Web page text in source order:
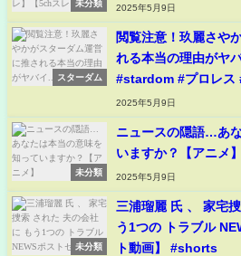
未分類
2025年5月9日
スターダム
閲覧注意！玖麗さや
れる本当の理由がヤ
#stardom #プロレス
2025年5月9日
未分類
ニュースの隠語…あ
いますか？【アニメ】
2025年5月9日
未分類
三浦瑠麗 氏 、 家宅
う1つの トラブル
ト動画】 #shorts